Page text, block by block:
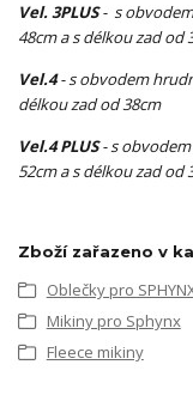
Vel. 3PLUS- s
48cm a s délkou zad od
Vel.4- s obvodem
délkou zad od 38cm
Vel.4 PLUS- s
52cm a s délkou zad od
Zboží zařazeno v
Oblečky pro
Mikiny pro Sphynx
Fleece mikiny